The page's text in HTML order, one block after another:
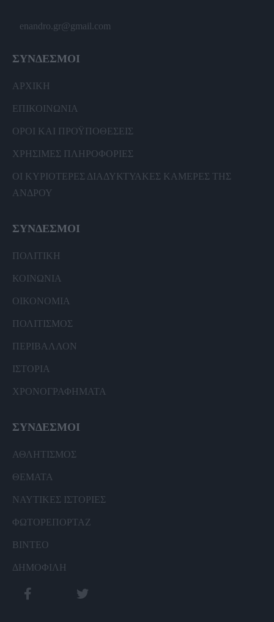
enandro.gr@gmail.com
ΣΥΝΔΕΣΜΟΙ
ΑΡΧΙΚΗ
ΕΠΙΚΟΙΝΩΝΙΑ
ΟΡΟΙ ΚΑΙ ΠΡΟΫΠΟΘΕΣΕΙΣ
ΧΡΗΣΙΜΕΣ ΠΛΗΡΟΦΟΡΙΕΣ
ΟΙ ΚΥΡΙΟΤΕΡΕΣ ΔΙΑΔΥΚΤΥΑΚΕΣ ΚΑΜΕΡΕΣ ΤΗΣ
ΑΝΔΡΟΥ
ΣΥΝΔΕΣΜΟΙ
ΠΟΛΙΤΙΚΗ
ΚΟΙΝΩΝΙΑ
ΟΙΚΟΝΟΜΙΑ
ΠΟΛΙΤΙΣΜΟΣ
ΠΕΡΙΒΑΛΛΟΝ
ΙΣΤΟΡΙΑ
ΧΡΟΝΟΓΡΑΦΗΜΑΤΑ
ΣΥΝΔΕΣΜΟΙ
ΑΘΛΗΤΙΣΜΟΣ
ΘΕΜΑΤΑ
ΝΑΥΤΙΚΕΣ ΙΣΤΟΡΙΕΣ
ΦΩΤΟΡΕΠΟΡΤΑΖ
ΒΙΝΤΕΟ
ΔΗΜΟΦΙΛΗ